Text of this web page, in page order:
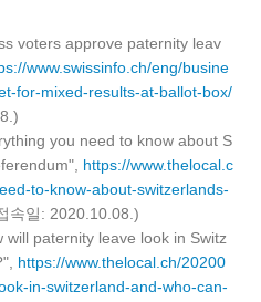
voters approve paternity leav
www.swissinfo.ch/eng/busine
for-mixed-results-at-ballot-box/
you need to know about S
https://www.thelocal.c
to-know-about-switzerlands-
속일: 2020.10.08.)
paternity leave look in Switz
https://www.thelocal.ch/20200
in-switzerland-and-who-can-